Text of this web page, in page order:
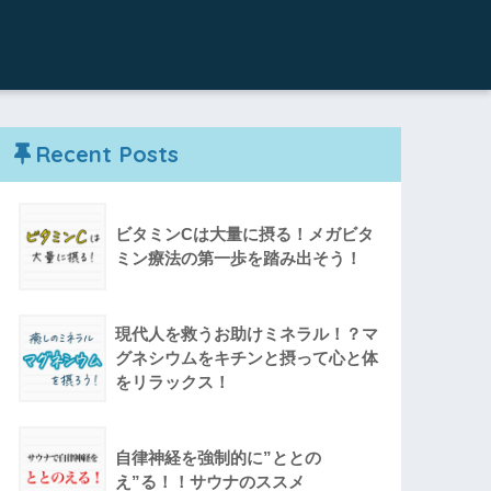
Recent Posts
ビタミンCは大量に摂る！メガビタ
ミン療法の第一歩を踏み出そう！
現代人を救うお助けミネラル！？マ
グネシウムをキチンと摂って心と体
をリラックス！
自律神経を強制的に”ととの
え”る！！サウナのススメ